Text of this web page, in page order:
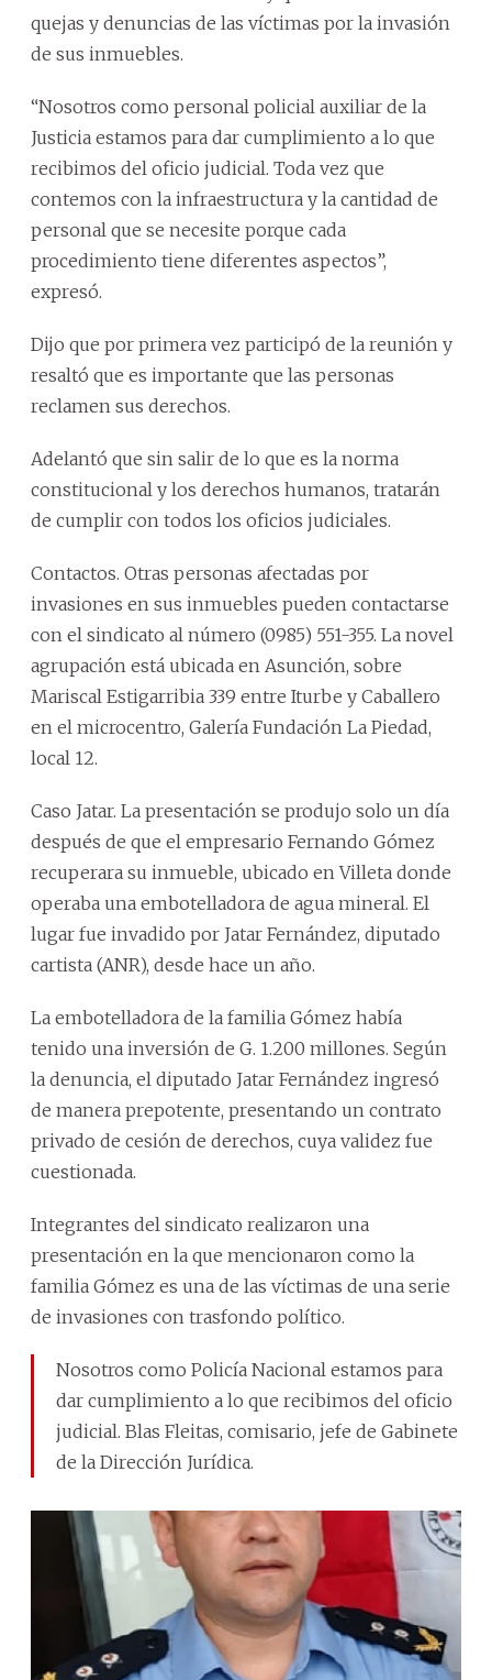
quejas y denuncias de las víctimas por la invasión
de sus inmuebles.
“Nosotros como personal policial auxiliar de la
Justicia estamos para dar cumplimiento a lo que
recibimos del oficio judicial. Toda vez que
contemos con la infraestructura y la cantidad de
personal que se necesite porque cada
procedimiento tiene diferentes aspectos”,
expresó.
Dijo que por primera vez participó de la reunión y
resaltó que es importante que las personas
reclamen sus derechos.
Adelantó que sin salir de lo que es la norma
constitucional y los derechos humanos, tratarán
de cumplir con todos los oficios judiciales.
Contactos. Otras personas afectadas por
invasiones en sus inmuebles pueden contactarse
con el sindicato al número (0985) 551-355. La novel
agrupación está ubicada en Asunción, sobre
Mariscal Estigarribia 339 entre Iturbe y Caballero
en el microcentro, Galería Fundación La Piedad,
local 12.
Caso Jatar. La presentación se produjo solo un día
después de que el empresario Fernando Gómez
recuperara su inmueble, ubicado en Villeta donde
operaba una embotelladora de agua mineral. El
lugar fue invadido por Jatar Fernández, diputado
cartista (ANR), desde hace un año.
La embotelladora de la familia Gómez había
tenido una inversión de G. 1.200 millones. Según
la denuncia, el diputado Jatar Fernández ingresó
de manera prepotente, presentando un contrato
privado de cesión de derechos, cuya validez fue
cuestionada.
Integrantes del sindicato realizaron una
presentación en la que mencionaron como la
familia Gómez es una de las víctimas de una serie
de invasiones con trasfondo político.
Nosotros como Policía Nacional estamos para
dar cumplimiento a lo que recibimos del oficio
judicial. Blas Fleitas, comisario, jefe de Gabinete
de la Dirección Jurídica.